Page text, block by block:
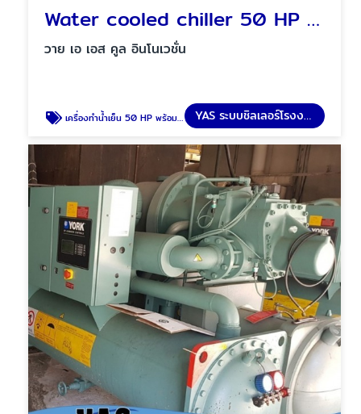
Water cooled chiller 50 HP with water tank
วาย เอ เอส คูล อินโนเวชั่น
เครื่องทำน้ำเย็น 50 HP พร้อมแท้งค์น้ำ YAS ระบบชิลเลอร์โรงงาน